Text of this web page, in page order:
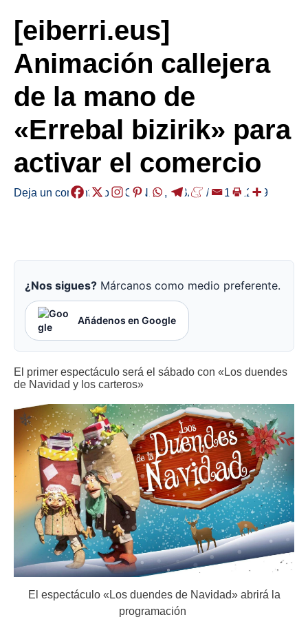
[eiberri.eus]
Animación callejera
de la mano de
«Errebal bizirik» para
activar el comercio
Deja un comentario /AGENDA , EIBAR / 2018-12-19
¿Nos sigues? Márcanos como medio preferente.
Añádenos en Google
El primer espectáculo será el sábado con «Los duendes
de Navidad y los carteros»
El espectáculo «Los duendes de Navidad» abrirá la
programación